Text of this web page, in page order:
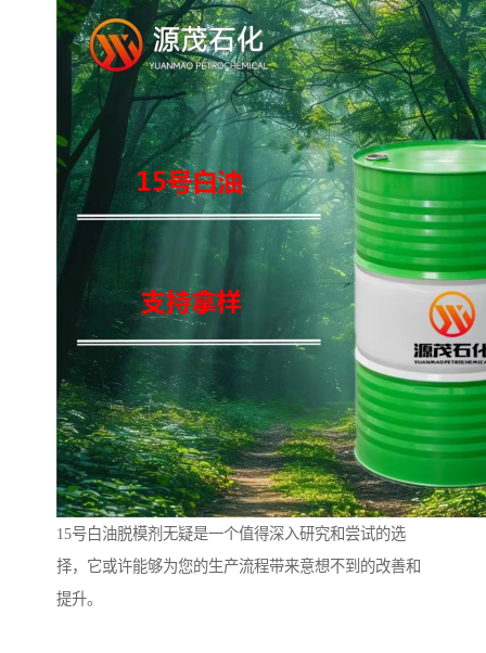
15号白油脱模剂无疑是一个值得深入研究和尝试的选
择，它或许能够为您的生产流程带来意想不到的改善和
提升。